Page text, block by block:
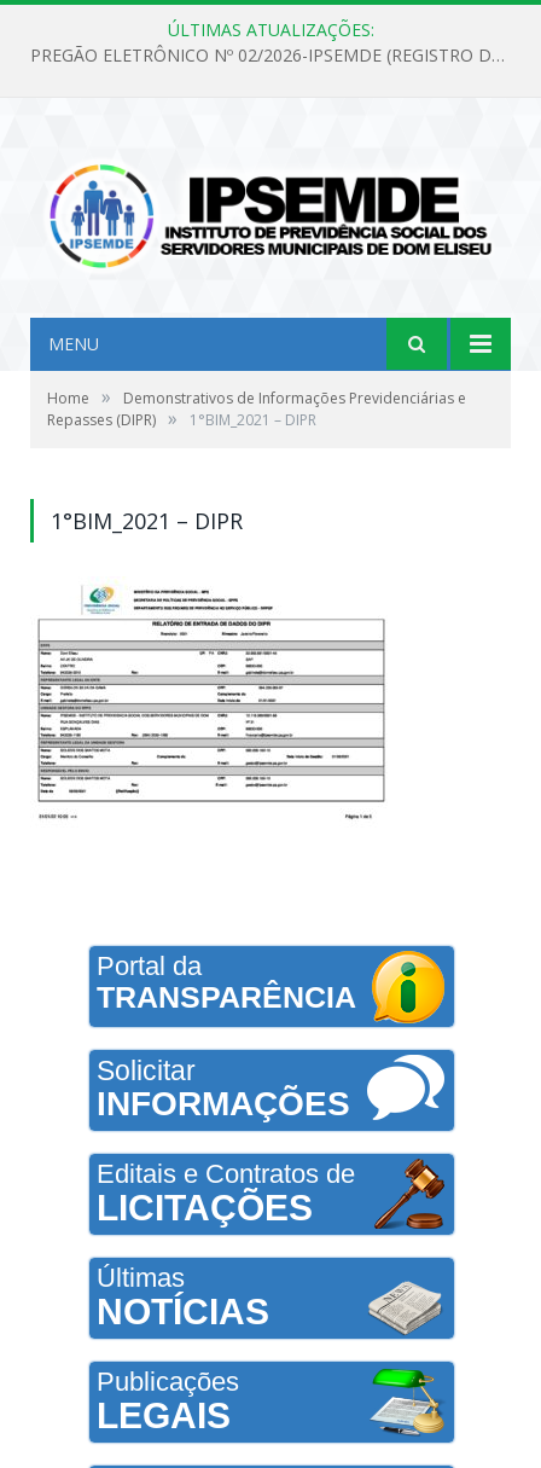
ÚLTIMAS ATUALIZAÇÕES:
PREGÃO ELETRÔNICO Nº 02/2026-IPSEMDE (REGISTRO DE PREÇOS PARA FUTURA E EVENTUAL AQUISIÇÃO DE MATERIAL DE LIMPEZA E GÊNEROS ALIMENTÍCIOS PARA ATENDER AS NECESSIDADES DO INSTITUTO DE PREVIDÊNCIA SOCIAL DOS SERVIDORES MUNICIPAIS DE DOM ELISEU.)
MENU
Home »
Demonstrativos de Informações Previdenciárias e
Repasses (DIPR) » 1°BIM_2021 – DIPR
1°BIM_2021 – DIPR
Portal da
TRANSPARÊNCIA
Solicitar
INFORMAÇÕES
Editais e Contratos de
LICITAÇÕES
Últimas
NOTÍCIAS
Publicações
LEGAIS